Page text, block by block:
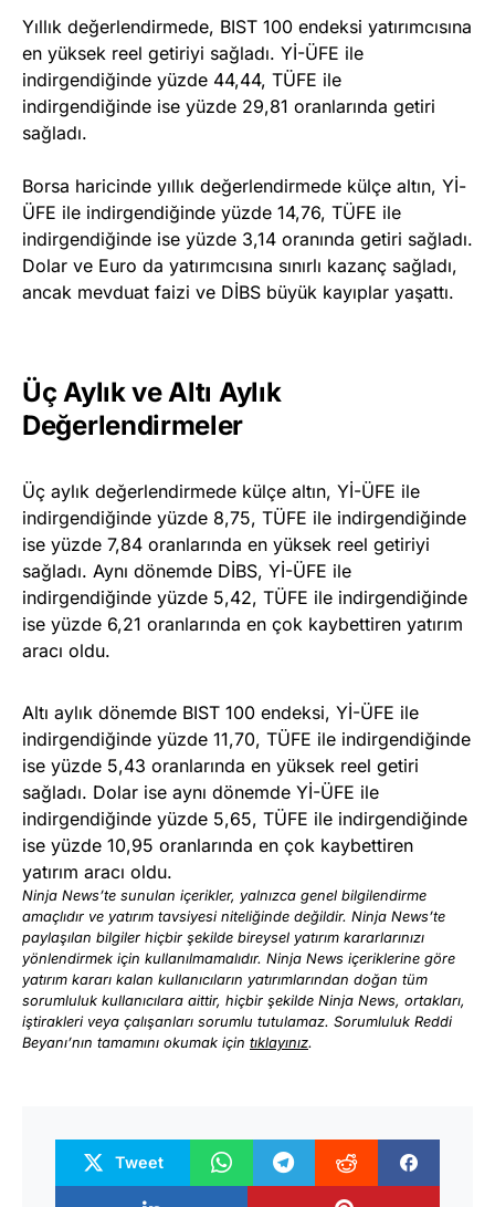
Yıllık değerlendirmede, BIST 100 endeksi yatırımcısına
en yüksek reel getiriyi sağladı. Yİ-ÜFE ile
indirgendiğinde yüzde 44,44, TÜFE ile
indirgendiğinde ise yüzde 29,81 oranlarında getiri
sağladı.
Borsa haricinde yıllık değerlendirmede külçe altın, Yİ-
ÜFE ile indirgendiğinde yüzde 14,76, TÜFE ile
indirgendiğinde ise yüzde 3,14 oranında getiri sağladı.
Dolar ve Euro da yatırımcısına sınırlı kazanç sağladı,
ancak mevduat faizi ve DİBS büyük kayıplar yaşattı.
Üç Aylık ve Altı Aylık
Değerlendirmeler
Üç aylık değerlendirmede külçe altın, Yİ-ÜFE ile
indirgendiğinde yüzde 8,75, TÜFE ile indirgendiğinde
ise yüzde 7,84 oranlarında en yüksek reel getiriyi
sağladı. Aynı dönemde DİBS, Yİ-ÜFE ile
indirgendiğinde yüzde 5,42, TÜFE ile indirgendiğinde
ise yüzde 6,21 oranlarında en çok kaybettiren yatırım
aracı oldu.
Altı aylık dönemde BIST 100 endeksi, Yİ-ÜFE ile
indirgendiğinde yüzde 11,70, TÜFE ile indirgendiğinde
ise yüzde 5,43 oranlarında en yüksek reel getiri
sağladı. Dolar ise aynı dönemde Yİ-ÜFE ile
indirgendiğinde yüzde 5,65, TÜFE ile indirgendiğinde
ise yüzde 10,95 oranlarında en çok kaybettiren
yatırım aracı oldu.
Ninja News’te sunulan içerikler, yalnızca genel bilgilendirme
amaçlıdır ve yatırım tavsiyesi niteliğinde değildir. Ninja News’te
paylaşılan bilgiler hiçbir şekilde bireysel yatırım kararlarınızı
yönlendirmek için kullanılmamalıdır. Ninja News içeriklerine göre
yatırım kararı kalan kullanıcıların yatırımlarından doğan tüm
sorumluluk kullanıcılara aittir, hiçbir şekilde Ninja News, ortakları,
iştirakleri veya çalışanları sorumlu tutulamaz. Sorumluluk Reddi
Beyanı’nın tamamını okumak için tıklayınız.
Tweet